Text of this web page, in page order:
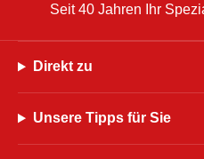
Seit 40 Jahren Ihr
Direkt zu
Unsere Tipps für Sie